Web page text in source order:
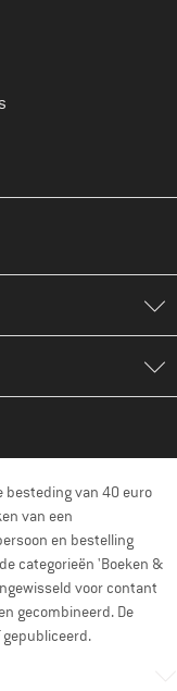
stap je
besteding van 40 euro
van een
en bestelling
categorieën 'Boeken &
voor contant
gecombineerd. De